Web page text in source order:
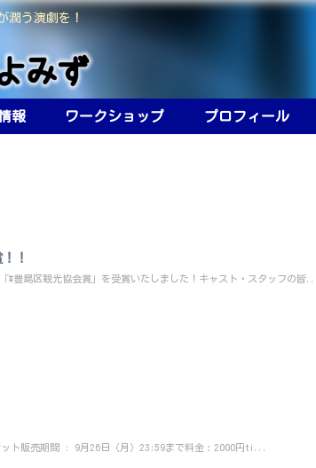
潤う演劇を！
報 ワークショップ プロフィール
！
豊島区観光協会賞」を受賞いたしました！キャスト・スタッフの皆...
ット販売期間 : 9月26日（月）23:59まで料金︰2000円ti...